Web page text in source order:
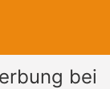
bei